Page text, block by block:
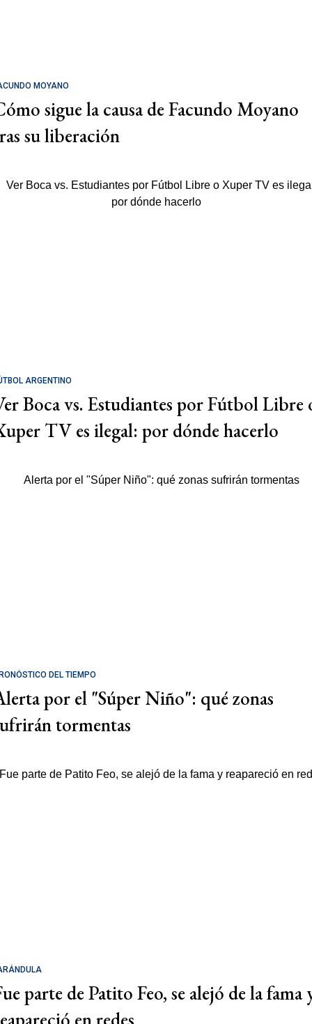
MOYANO
sigue la causa de Facundo Moyano
su liberación
ARGENTINO
Boca vs. Estudiantes por Fútbol Libre
TV es ilegal: por dónde hacerlo
DEL TIEMPO
por el "Súper Niño": qué zonas
tormentas
parte de Patito Feo, se alejó de la fama